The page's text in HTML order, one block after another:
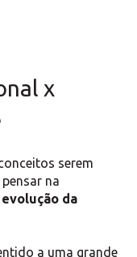
x
serem
na
evolução da
a uma grande